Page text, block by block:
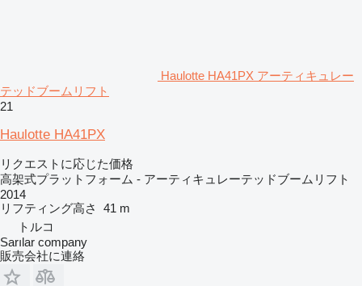
Haulotte HA41PX アーティキュレー
テッドブームリフト
21
Haulotte HA41PX
リクエストに応じた価格
高架式プラットフォーム - アーティキュレーテッドブームリフト
2014
リフティング高さ
41 m
トルコ
Sarılar company
販売会社に連絡